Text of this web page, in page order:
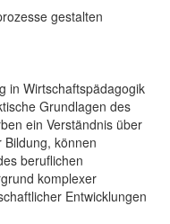
gestalten
in Wirtschaftspädagogik
Grundlagen des
ein Verständnis über
können
beruflichen
komplexer
Entwicklungen